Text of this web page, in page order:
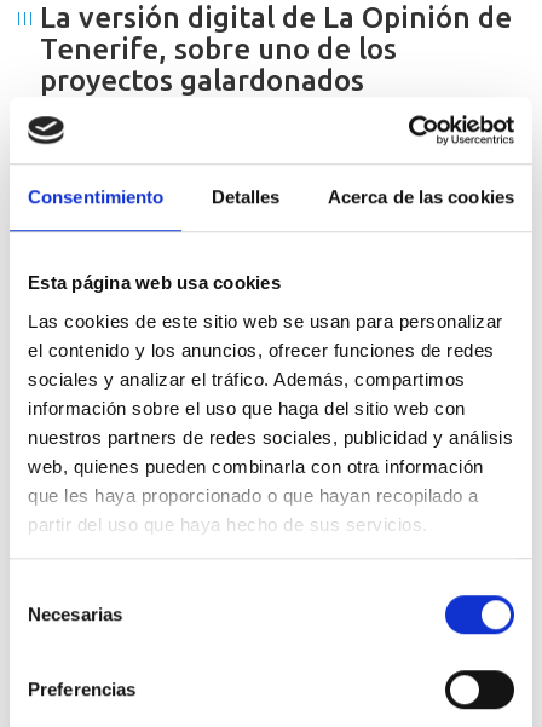
Consentimiento Detalles Acerca de las cookies
Esta página web usa cookies
Las cookies de este sitio web se usan para personalizar
el contenido y los anuncios, ofrecer funciones de redes
sociales y analizar el tráfico. Además, compartimos
información sobre el uso que haga del sitio web con
nuestros partners de redes sociales, publicidad y análisis
web, quienes pueden combinarla con otra información
que les haya proporcionado o que hayan recopilado a
partir del uso que haya hecho de sus servicios.
Necesarias
Preferencias
La versión digital de La Opinión de
Tenerife, sobre uno de los
proyectos galardonados
18/11/2015
Gráfico.